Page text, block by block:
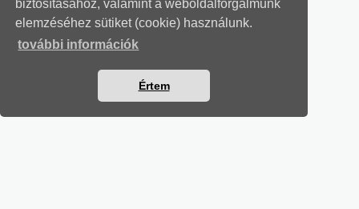
biztosításához, valamint a weboldalforgalmunk
elemzéséhez sütiket (cookie) használunk.
további információk
Értem